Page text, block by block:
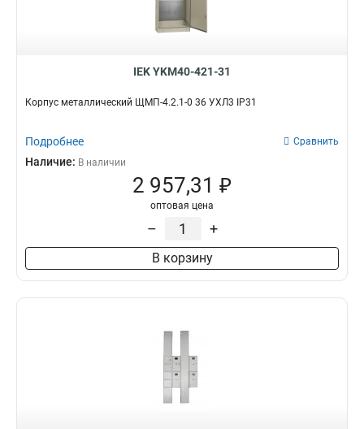
IEK YKM40-421-31
Корпус металлический ЩМП-4.2.1-0 36 УХЛ3 IP31
Подробнее Сравнить
Наличие: В наличии
2 957,31 ₽
оптовая цена
– +
В корзину